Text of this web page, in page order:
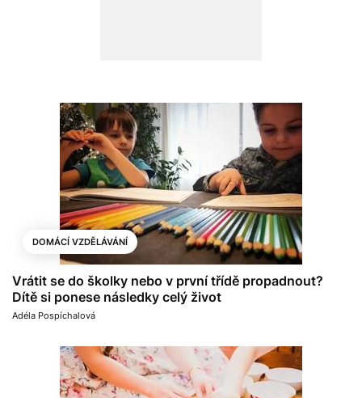
DOMÁCÍ VZDĚLÁVÁNÍ
Vrátit se do školky nebo v první třídě propadnout?
Dítě si ponese následky celý život
Adéla Pospíchalová